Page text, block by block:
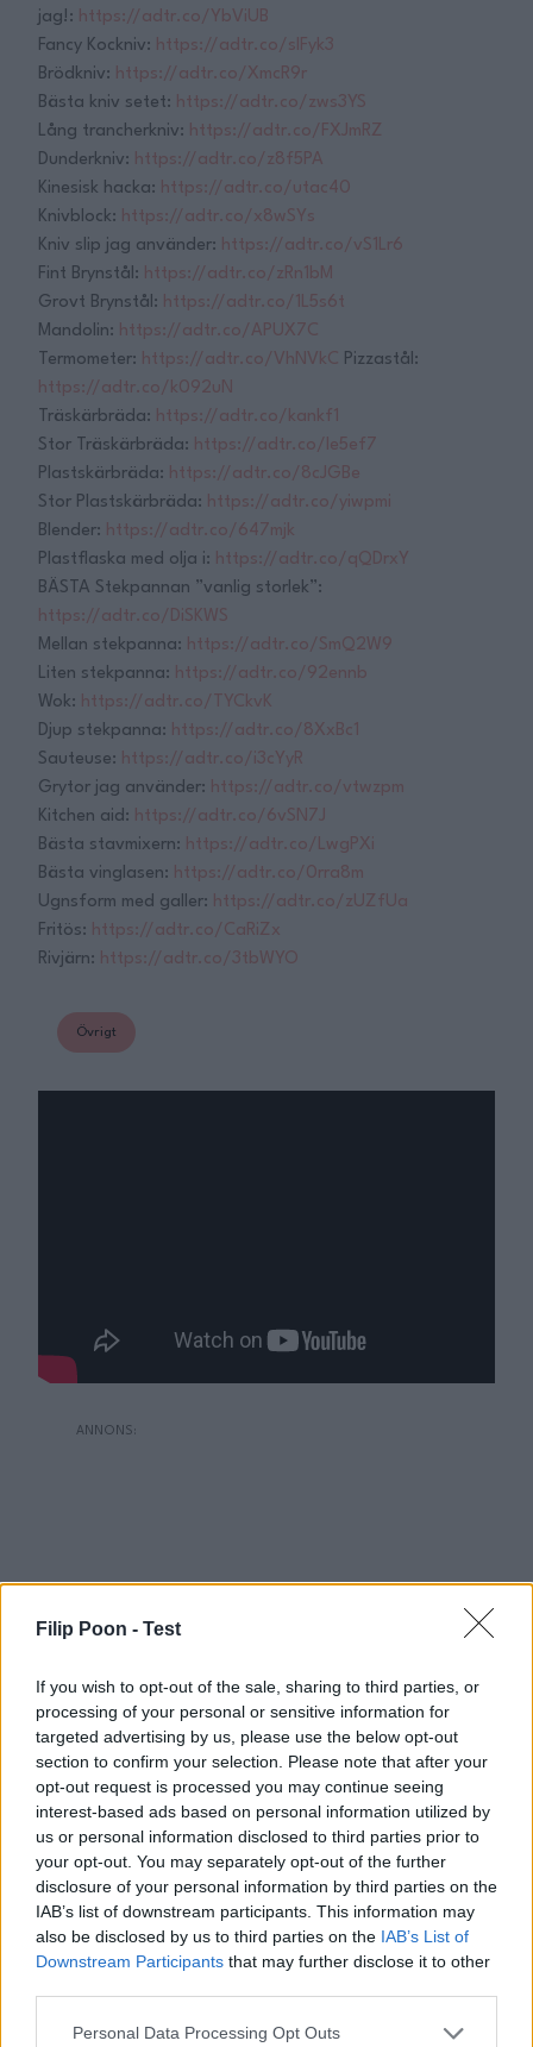
Filip Poon - Test
If you wish to opt-out of the sale, sharing to third parties, or
processing of your personal or sensitive information for
targeted advertising by us, please use the below opt-out
section to confirm your selection. Please note that after your
opt-out request is processed you may continue seeing
interest-based ads based on personal information utilized by
us or personal information disclosed to third parties prior to
your opt-out. You may separately opt-out of the further
disclosure of your personal information by third parties on the
IAB’s list of downstream participants. This information may
also be disclosed by us to third parties on the IAB’s List of
Downstream Participants that may further disclose it to other
Personal Data Processing Opt Outs
jag!: https://adtr.co/YbViUB
Fancy Kockniv: https://adtr.co/slFyk3
Brödkniv: https://adtr.co/XmcR9r
Bästa kniv setet: https://adtr.co/zws3YS
Lång trancherkniv: https://adtr.co/FXJmRZ
Dunderkniv: https://adtr.co/z8f5PA
Kinesisk hacka: https://adtr.co/utac40
Knivblock: https://adtr.co/x8wSYs
Kniv slip jag använder: https://adtr.co/vS1Lr6
Fint Brynstål: https://adtr.co/zRn1bM
Grovt Brynstål: https://adtr.co/1L5s6t
Mandolin: https://adtr.co/APUX7C
Termometer: https://adtr.co/VhNVkC Pizzastål:
https://adtr.co/k092uN
Träskärbräda: https://adtr.co/kankf1
Stor Träskärbräda: https://adtr.co/le5ef7
Plastskärbräda: https://adtr.co/8cJGBe
Stor Plastskärbräda: https://adtr.co/yiwpmi
Blender: https://adtr.co/647mjk
Plastflaska med olja i: https://adtr.co/qQDrxY
BÄSTA Stekpannan ”vanlig storlek”:
https://adtr.co/DiSKWS
Mellan stekpanna: https://adtr.co/SmQ2W9
Liten stekpanna: https://adtr.co/92ennb
Wok: https://adtr.co/TYCkvK
Djup stekpanna: https://adtr.co/8XxBc1
Sauteuse: https://adtr.co/i3cYyR
Grytor jag använder: https://adtr.co/vtwzpm
Kitchen aid: https://adtr.co/6vSN7J
Bästa stavmixern: https://adtr.co/LwgPXi
Bästa vinglasen: https://adtr.co/0rra8m
Ugnsform med galler: https://adtr.co/zUZfUa
Fritös: https://adtr.co/CaRiZx
Rivjärn: https://adtr.co/3tbWYO
Övrigt